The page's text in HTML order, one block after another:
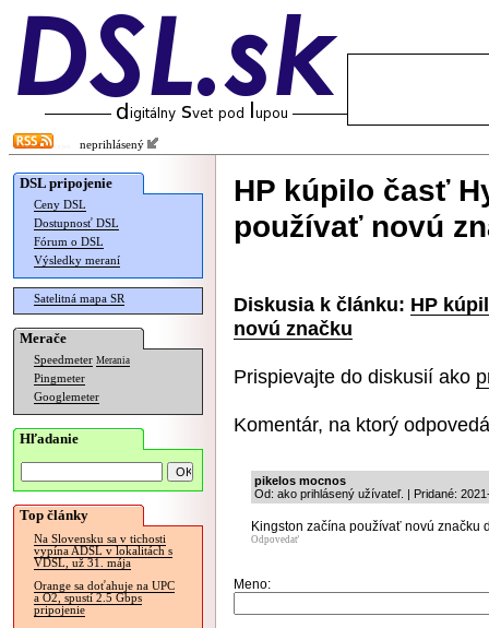
neprihlásený
DSL pripojenie
Ceny DSL
Dostupnosť DSL
Fórum o DSL
Výsledky meraní
Satelitná mapa SR
Merače
Speedmeter Merania
Pingmeter
Googlemeter
Hľadanie
Top články
Na Slovensku sa v tichosti
vypína ADSL v lokalitách s
VDSL, už 31. mája
Orange sa doťahuje na UPC
a O2, spustí 2.5 Gbps
pripojenie
HP kúpilo časť
používať novú
Diskusia k článku: HP
novú značku
Prispievajte do diskusií ako
Komentár, na ktorý
pikelos mocnos
Od: ako prihlásený užívateľ. | Pridané:
Kingston začína používať novú značku
Odpovedať
Meno: